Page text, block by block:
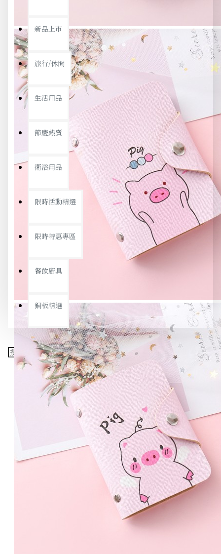
新品上市
旅行/休閒
生活用品
節慶熱賣
衛浴用品
限時活動精選
限時特惠專區
餐飲廚具
銅板精選